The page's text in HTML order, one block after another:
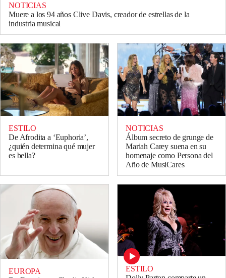
NOTICIAS
Muere a los 94 años Clive Davis, creador de estrellas de la
industria musical
ESTILO
De Afrodita a ‘Euphoria’,
¿quién determina qué mujer
es bella?
NOTICIAS
Álbum secreto de grunge de
Mariah Carey suena en su
homenaje como Persona del
Año de MusiCares
EUROPA
ESTILO